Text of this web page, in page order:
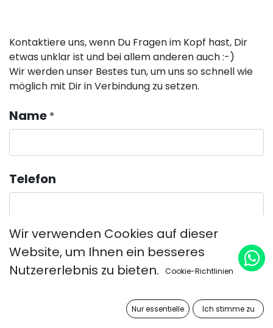
Kontaktiere uns, wenn Du Fragen im Kopf hast, Dir
etwas unklar ist und bei allem anderen auch :-)
Wir werden unser Bestes tun, um uns so schnell wie
möglich mit Dir in Verbindung zu setzen.
Name *
Telefon
E-Mail *
Wir verwenden Cookies auf dieser
Website, um Ihnen ein besseres
Nutzererlebnis zu bieten.
Cookie-Richtlinien
Nur essentielle Ich stimme zu